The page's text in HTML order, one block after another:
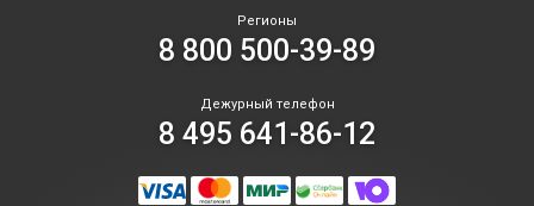
Регионы
8 800 500-39-89
Дежурный телефон
8 495 641-86-12